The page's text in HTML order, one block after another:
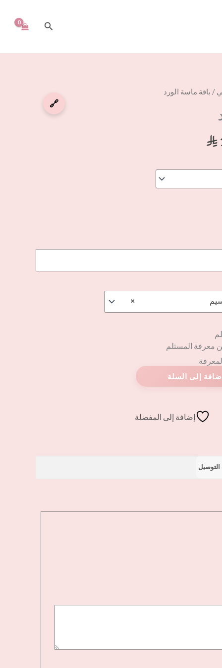
البحث
🔗
/ باقة ماسة الورد
⃁
السعر
×
معرفة المستلم
إضافة إلى المفضلة